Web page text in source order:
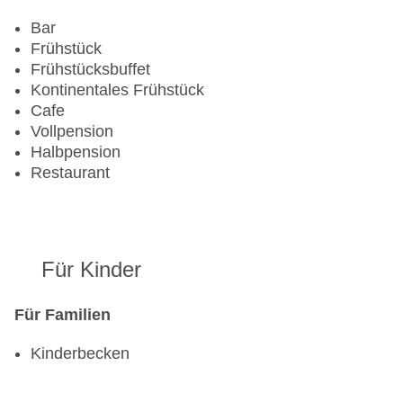
Gesamtanzahl der Zimmer: 245
Pools:Kinderbecken, Outdoor Pool,
Sonnenschirme am Pool, Liegen am Pool
Zahlungsarten: American Express, Diners Club,
EC Maestro, Mastercard, Visa
Landeskategorie: 4 Sterne
Bar
Frühstück
Frühstücksbuffet
Kontinentales Frühstück
Cafe
Vollpension
Halbpension
Restaurant
Für Kinder
Für Familien
Kinderbecken